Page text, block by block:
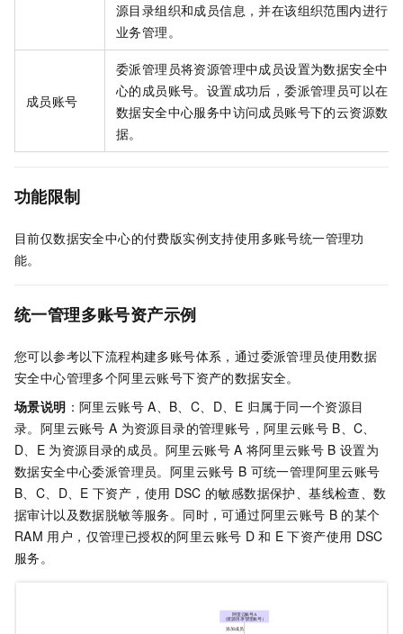
源目录组织和成员信息，并在该组织范围内进行
业务管理。
成员账号
委派管理员将资源管理中成员设置为数据安全中
心的成员账号。设置成功后，委派管理员可以在
数据安全中心服务中访问成员账号下的云资源数
据。
功能限制
目前仅数据安全中心的付费版实例支持使用多账号统一管理功
能。
统一管理多账号资产示例
您可以参考以下流程构建多账号体系，通过委派管理员使用数据
安全中心管理多个阿里云账号下资产的数据安全。
场景说明 ：阿里云账号 A、B、C、D、E 归属于同一个资源目
录。阿里云账号 A 为资源目录的管理账号，阿里云账号 B、C、
D、E 为资源目录的成员。阿里云账号 A 将阿里云账号 B 设置为
数据安全中心委派管理员。阿里云账号 B 可统一管理阿里云账号
B、C、D、E 下资产，使用 DSC 的敏感数据保护、基线检查、数
据审计以及数据脱敏等服务。同时，可通过阿里云账号 B 的某个
RAM 用户，仅管理已授权的阿里云账号 D 和 E 下资产使用 DSC
服务。